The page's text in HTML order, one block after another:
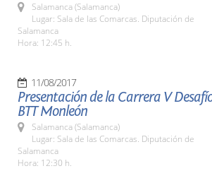
Salamanca (Salamanca)
Lugar: Sala de las Comarcas. Diputación de
Salamanca
Hora: 12:45 h.
11/08/2017
Presentación de la Carrera V
BTT Monleón
Salamanca (Salamanca)
Lugar: Sala de las Comarcas. Diputación de
Salamanca
Hora: 12:30 h.